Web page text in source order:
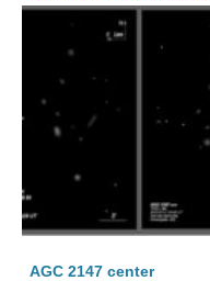
AGC 2147 center